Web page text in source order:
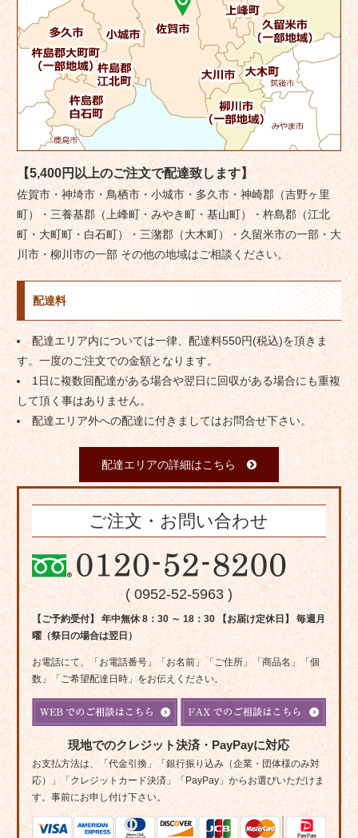
【5,400円以上のご注文で配達致します】
佐賀市・神埼市・鳥栖市・小城市・多久市・神崎郡（吉野ヶ里
町）・三養基郡（上峰町・みやき町・基山町）・杵島郡（江北
町・大町町・白石町）・三潴郡（大木町）・久留米市の一部・大
川市・柳川市の一部 その他の地域はご相談ください。
配達料
配達エリア内については一律、配達料550円(税込)を頂きま
す。一度のご注文での金額となります。
1日に複数回配達がある場合や翌日に回収がある場合にも重複
して頂く事はありません。
配達エリア外への配達に付きましてはお問合せ下さい。
配達エリアの詳細はこちら
ご注文・お問い合わせ
( 0952-52-5963 )
【ご予約受付】 年中無休 8：30 ～ 18：30 【お届け定休日】 毎週月
曜（祭日の場合は翌日）
お電話にて、「お電話番号」「お名前」「ご住所」「商品名」「個
数」「ご希望配達日時」をお伝えください。
現地でのクレジット決済・PayPayに対応
お支払方法は、「代金引換」「銀行振り込み（企業・団体様のみ対
応）」「クレジットカード決済」「PayPay」からお選びいただけま
す。事前にお申し付け下さい。